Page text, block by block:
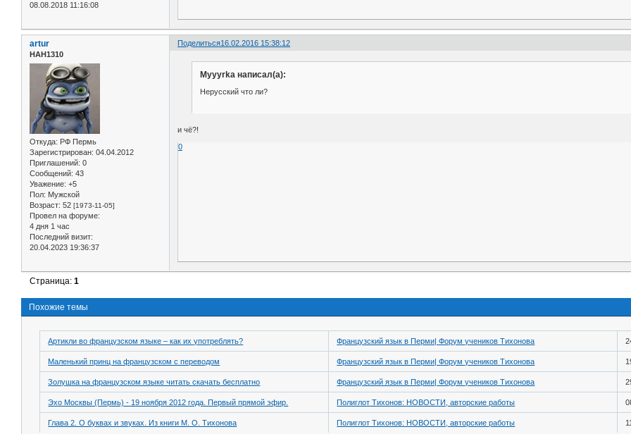
08.08.2018 11:16:08
Поделиться16.02.2016 15:38:12
artur
НАН1310
Откуда: РФ Пермь
Зарегистрирован: 04.04.2012
Приглашений: 0
Сообщений: 43
Уважение: +5
Пол: Мужской
Возраст: 52 [1973-11-05]
Провел на форуме:
4 дня 1 час
Последний визит:
20.04.2023 19:36:37
Myyyrka написал(а):
Нерусский что ли?
и чё?!
0
Страница:1
Похожие темы
Артикли во французском языке – как их употреблять? Французский язык в Перми| Форум учеников Тихонова
Маленький принц на французском с переводом Французский язык в Перми| Форум учеников Тихонова
Золушка на французском языке читать скачать бесплатно Французский язык в Перми| Форум учеников Тихонова
Эхо Москвы (Пермь) - 19 ноября 2012 года. Первый прямой эфир. Полиглот Тихонов: НОВОСТИ, авторские работы
Глава 2. О буквах и звуках. Из книги М. О. Тихонова Полиглот Тихонов: НОВОСТИ, авторские работы